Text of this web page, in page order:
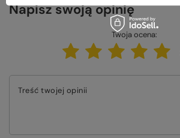
Napisz swoją opinię
Twoja ocena:
Treść twojej opinii